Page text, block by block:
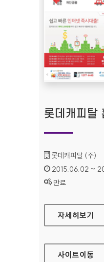
롯데캐피탈
기관명 :
롯데캐피탈 (주)
인증기간 :
2015.06.02 ~
상태 :
만료
롯데캐피탈 홈
자세히보기
사이트이동